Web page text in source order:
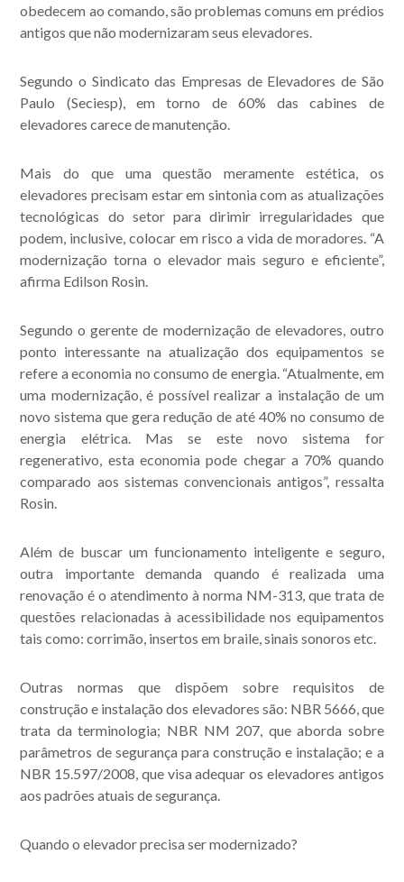
Acompanhe nossas
publicações.
obedecem ao comando, são problemas comuns em prédios
antigos que não modernizaram seus elevadores.
Segundo o Sindicato das Empresas de Elevadores de São
Paulo (Seciesp), em torno de 60% das cabines de
elevadores carece de manutenção.
Mais do que uma questão meramente estética, os
elevadores precisam estar em sintonia com as atualizações
tecnológicas do setor para dirimir irregularidades que
podem, inclusive, colocar em risco a vida de moradores. “A
modernização torna o elevador mais seguro e eficiente”,
afirma Edilson Rosin.
Segundo o gerente de modernização de elevadores, outro
ponto interessante na atualização dos equipamentos se
refere a economia no consumo de energia. “Atualmente, em
uma modernização, é possível realizar a instalação de um
novo sistema que gera redução de até 40% no consumo de
energia elétrica. Mas se este novo sistema for
regenerativo, esta economia pode chegar a 70% quando
comparado aos sistemas convencionais antigos”, ressalta
Rosin.
Além de buscar um funcionamento inteligente e seguro,
outra importante demanda quando é realizada uma
renovação é o atendimento à norma NM-313, que trata de
questões relacionadas à acessibilidade nos equipamentos
tais como: corrimão, insertos em braile, sinais sonoros etc.
Outras normas que dispõem sobre requisitos de
construção e instalação dos elevadores são: NBR 5666, que
trata da terminologia; NBR NM 207, que aborda sobre
parâmetros de segurança para construção e instalação; e a
NBR 15.597/2008, que visa adequar os elevadores antigos
aos padrões atuais de segurança.
Quando o elevador precisa ser modernizado?